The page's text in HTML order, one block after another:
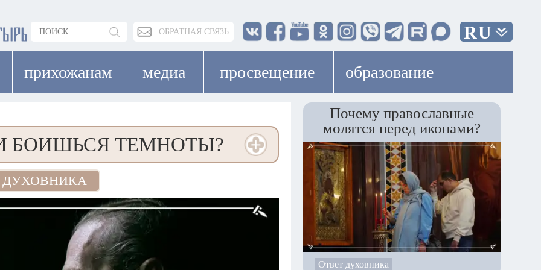
ОБРАТНАЯ СВЯЗЬ RU
прихожанам медиа просвещение образование
БОИШЬСЯ ТЕМНОТЫ?
ДУХОВНИКА
Почему православные
молятся перед иконами?
Ответ духовника